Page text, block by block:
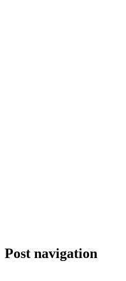
Post navigation